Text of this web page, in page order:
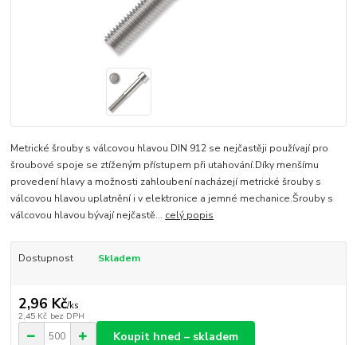
Metrické šrouby s válcovou hlavou DIN 912 se nejčastěji používají pro
šroubové spoje se ztíženým přístupem při utahování.Díky menšímu
provedení hlavy a možnosti zahloubení nacházejí metrické šrouby s
válcovou hlavou uplatnění i v elektronice a jemné mechanice.Šrouby s
válcovou hlavou bývají nejčastě... celý popis
Dostupnost Skladem
2,96 Kč/ks
2,45 Kč bez DPH
Koupit hned – skladem